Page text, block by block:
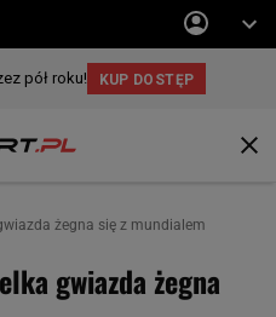
żegna się z mundialem
gwiazda żegna